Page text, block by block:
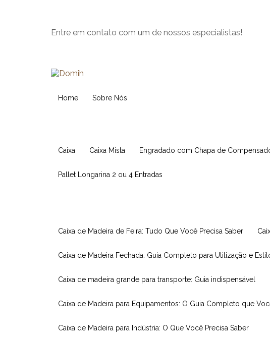
Entre em contato com um de nossos especialistas!
Home Sobre Nós
Caixa Caixa Mista Engradado com Chapa de
Pallet Longarina 2 ou 4 Entradas
Caixa de Madeira de Feira: Tudo Que Você Precisa Saber
Caixa de Madeira Fechada: Guia Completo para Utilização e
Caixa de madeira grande para transporte: Guia indispensável
Caixa de Madeira para Equipamentos: O Guia Completo que
Caixa de Madeira para Indústria: O Que Você Precisa Saber